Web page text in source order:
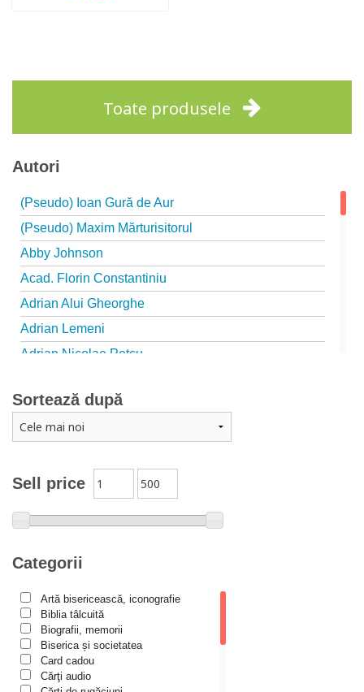
Toate produsele
Autori
(Pseudo) Ioan Gură de Aur
(Pseudo) Maxim Mărturisitorul
Abby Johnson
Acad. Florin Constantiniu
Adrian Alui Gheorghe
Adrian Lemeni
Adrian Nicolae Petcu
Adriana Petrescu
Alexandra Rotariu
Alexandru Creţu
Alexandru Huțanu
Alexandru Lascarov-Moldovanu
Alexandru Rădescu
Alexandru Tkacenko
Alexis Torrance
Alina Ana Nistor
Sell price
Categorii
Artă bisericească, iconografie
Biblia tâlcuită
Biografii, memorii
Biserica și societatea
Card cadou
Cărţi audio
Sortează după